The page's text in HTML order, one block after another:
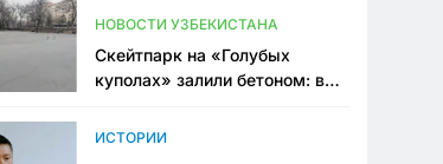
НОВОСТИ УЗБЕКИСТАНА
Скейтпарк на «Голубых
куполах» залили бетоном: в
одно общественное
ИСТОРИИ